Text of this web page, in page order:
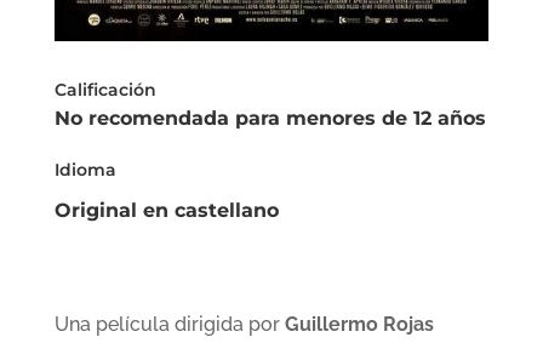
Calificación
No recomendada para menores de 12 años
Idioma
Original en castellano
Una película dirigida por Guillermo Rojas